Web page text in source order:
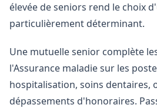
élevée de seniors rend le choix
particulièrement déterminant.
Une mutuelle senior complète
l'Assurance maladie sur les
hospitalisation, soins dentaires,
dépassements d'honoraires.